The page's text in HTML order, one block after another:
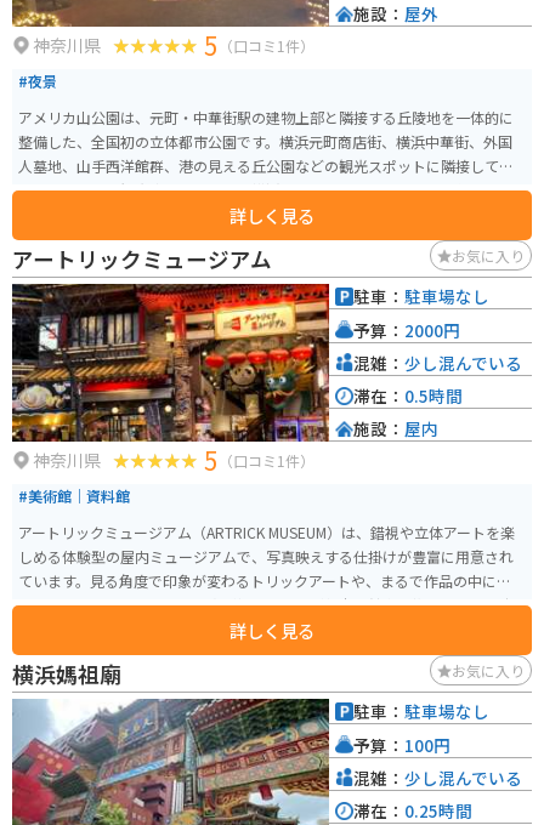
神奈川県 5 （口コミ1件）
#夜景
アメリカ山公園は、元町・中華街駅の建物上部と隣接する丘陵地を一体的に
整備した、全国初の立体都市公園です。横浜元町商店街、横浜中華街、外国
人墓地、山手西洋館群、港の見える丘公園などの観光スポットに隣接してい
るため、多くの観光客に訪れられる横浜を代表する元町山手地区に位置して
できます。横浜開港150周年を記念する事業の一環として整備され、貴重な緑
とオープンスペース、賑わいと利便性向上の拠点として、都市部の魅力をさ
らに引き出す空間となっています。
詳しく見る
施設： 屋外
アートリックミュージアム お気に入り
神奈川県 5 （口コミ1件）
#美術館｜資料館
アートリックミュージアム（ARTRICK MUSEUM）は、錯視や立体アートを楽
しめる体験型の屋内ミュージアムで、写真映えする仕掛けが豊富に用意され
ています。見る角度で印象が変わるトリックアートや、まるで作品の中に入
り込んだようなユニークな写真が撮れる展示が魅力。館内は複数フロアに広
がり、だまし絵、光と影の演出、動いて見える視覚アート、ホラー系や迷路
的な体験ゾーンなど、大人から子どもまで楽しめる内容が充実しています。
雨の日でも快適に過ごせるため、横浜観光の立ち寄りスポットとしても人
気。周辺には駐車場も多く、バイクでもアクセスしやすいものの、週末は混
雑しやすいので早めの訪問がおすすめです。
詳しく見る
駐車： 駐車場なし
予算： 2000円
混雑： 少し混んでいる
滞在： 0.5時間
施設： 屋内
横浜媽祖廟 お気に入り
駐車： 駐車場なし
予算： 100円
混雑： 少し混んでいる
滞在： 0.25時間